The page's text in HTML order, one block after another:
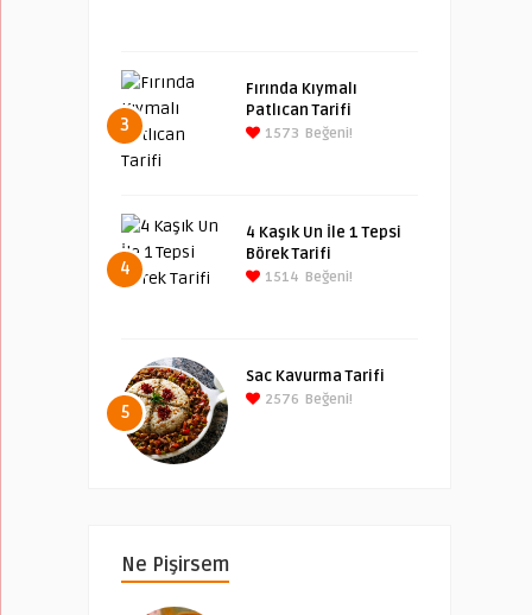
3
Fırında Kıymalı
Patlıcan Tarifi
1573 Beğeni!
4
4 Kaşık Un İle 1 Tepsi
Börek Tarifi
1514 Beğeni!
5
Sac Kavurma Tarifi
2576 Beğeni!
Ne Pişirsem